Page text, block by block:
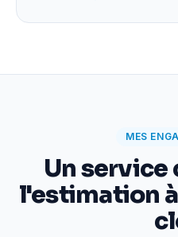
MES
Un service
l'estimation